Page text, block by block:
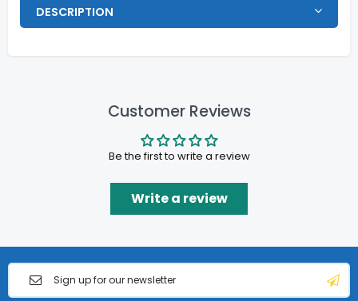
DESCRIPTION
Customer Reviews
Be the first to write a review
Write a review